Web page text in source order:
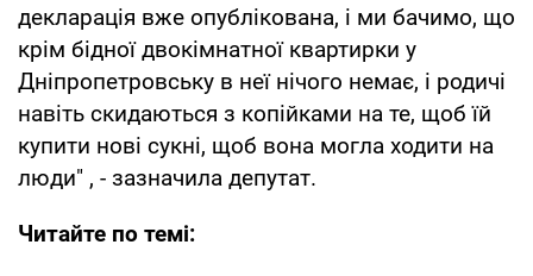
декларація вже опублікована, і ми бачимо, що
крім бідної двокімнатної квартирки у
Дніпропетровську в неї нічого немає, і родичі
навіть скидаються з копійками на те, щоб їй
купити нові сукні, щоб вона могла ходити на
люди" , - зазначила депутат.
Читайте по темі: